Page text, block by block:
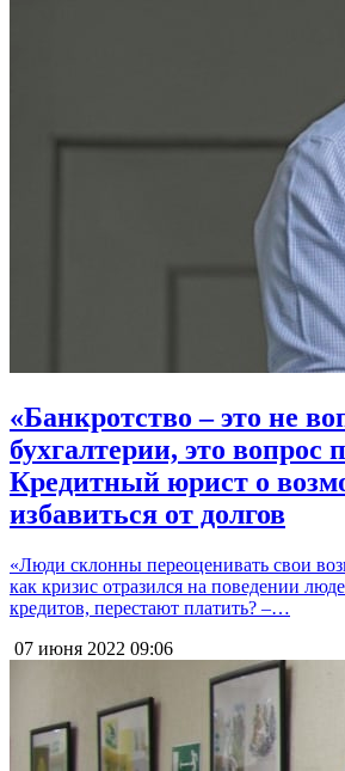
«Банкротство – это не
бухгалтерии, это вопрос
Кредитный юрист о
избавиться от долгов
«Люди склонны переоценивать свои
как кризис отразился на поведении
кредитов, перестают платить? –…
07 июня 2022 09:06